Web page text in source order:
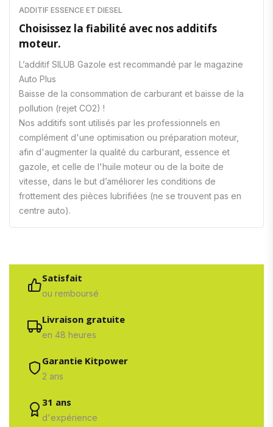
ADDITIF ESSENCE ET DIESEL
Choisissez la fiabilité avec nos additifs
moteur.
L’additif SILUB Gazole est recommandé par le magazine
Auto Plus
Baisse de la consommation de carburant et baisse de la
pollution (rejet CO2) !
Nos additifs sont utilisés par les professionnels en
complément d'une optimisation ou préparation moteur,
afin d'augmenter la qualité du carburant, essence et
gazole, et celle de l'huile moteur ou de la boite de
vitesse, dans le but d’améliorer les conditions de
frottement des pièces lubrifiées (ne se trouvent pas en
centre auto).
Satisfait
ou remboursé
Livraison gratuite
en 48 heures
Garantie Kitpower
2 ans
31 ans
d'expérience